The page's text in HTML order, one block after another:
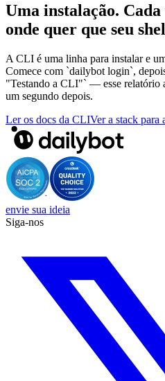
Uma instalação.
onde quer que seu
A CLI é uma linha para instalar e
Comece com `dailybot login`,
"Testando a CLI"` — esse relatório
um segundo depois.
Ler os docs da CLIVer a stack para
envie sua ideia
Siga-nos